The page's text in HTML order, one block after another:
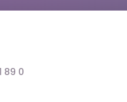
89 0